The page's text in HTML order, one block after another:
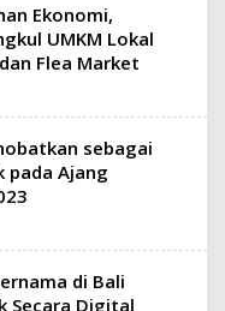
Ekonomi,
UMKM Lokal
Flea Market
sebagai
pada Ajang
di Bali
Secara Digital